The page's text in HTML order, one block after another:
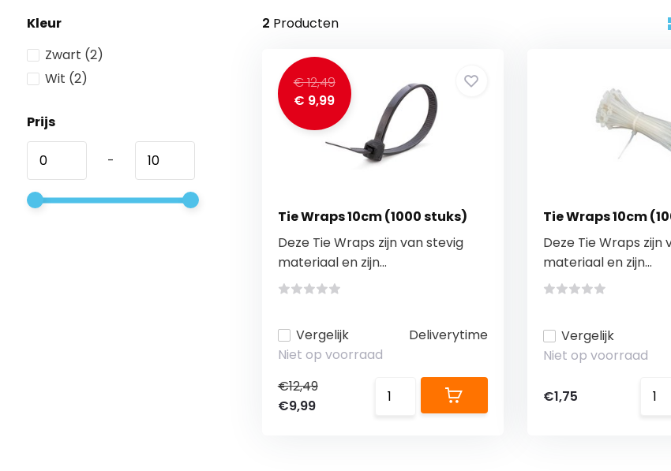
Kleur
Zwart (2)
Wit (2)
Prijs
-
2 Producten
€ 12,49
€ 9,99
Tie Wraps 10cm (1000 stuks)
Deze Tie Wraps zijn van stevig
materiaal en zijn...
Vergelijk
Deliverytime
Niet op voorraad
€12,49
€9,99
Tie Wraps 10cm
Deze Tie Wraps zijn
materiaal en zijn...
Vergelijk
Niet op voorraad
€1,75